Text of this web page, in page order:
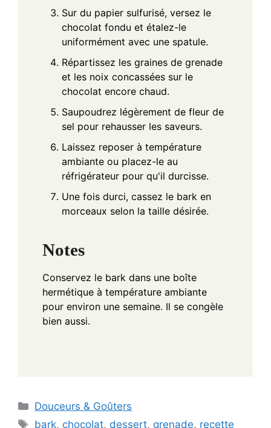
Sur du papier sulfurisé, versez le
chocolat fondu et étalez-le
uniformément avec une spatule.
Répartissez les graines de grenade
et les noix concassées sur le
chocolat encore chaud.
Saupoudrez légèrement de fleur de
sel pour rehausser les saveurs.
Laissez reposer à température
ambiante ou placez-le au
réfrigérateur pour qu'il durcisse.
Une fois durci, cassez le bark en
morceaux selon la taille désirée.
Notes
Conservez le bark dans une boîte
hermétique à température ambiante
pour environ une semaine. Il se congèle
bien aussi.
Categories
Douceurs & Goûters
Tags
bark, chocolat, dessert, grenade, recette